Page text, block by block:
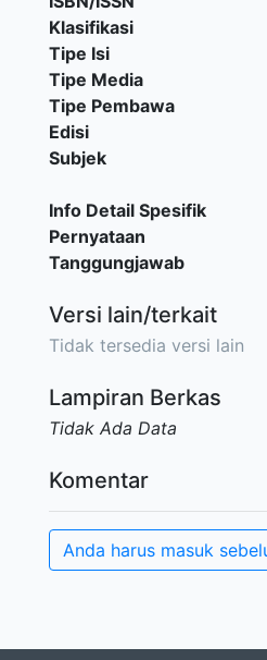
Klasifikasi
Tipe Isi
Tipe Media
Tipe Pembawa
Edisi
Subjek
Info Detail Spesifik
Pernyataan
Tanggungjawab
Versi lain/terkait
Tidak tersedia versi lain
Lampiran Berkas
Tidak Ada Data
Komentar
Anda harus masuk